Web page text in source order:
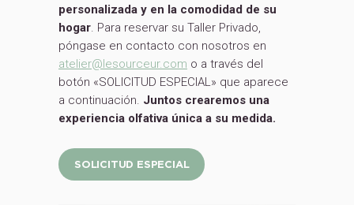
personalizada y en la comodidad de su
hogar. Para reservar su Taller Privado,
póngase en contacto con nosotros en
atelier@lesourceur.com o a través del
botón «SOLICITUD ESPECIAL» que aparece
a continuación. Juntos crearemos una
experiencia olfativa única a su medida.
SOLICITUD ESPECIAL